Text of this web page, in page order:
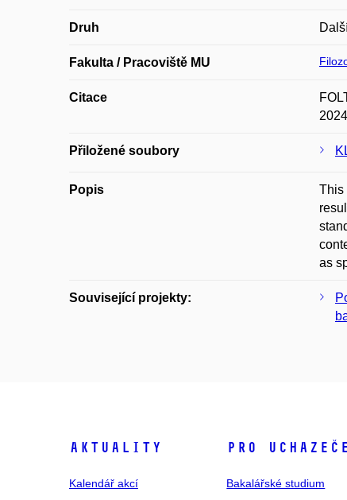
Druh
Fakulta / Pracoviště MU
Citace
Přiložené soubory
Popis
This
as
Související projekty:
Aktuality
Kalendář akcí
Pro uchazeče
Bakalářské studium